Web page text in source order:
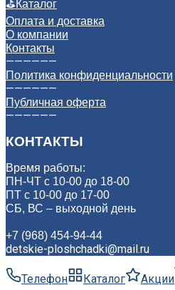
⛳Каталог
Оплата и доставка
О компании
Контакты
——————
Политика конфиденциальности
——————
Публичная оферта
——————
КОНТАКТЫ
Время работы:
ПН-ЧТ с 10-00 до 18-00
ПТ с 10-00 до 17-00
СБ, ВС – выходной день
+7 (968) 454-94-44
detskie-ploshchadki@mail.ru
Телефон Каталог Акции